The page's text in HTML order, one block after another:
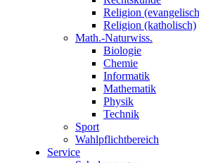
Religion
Religion (katholisch)
Math.-Naturwiss.
Biologie
Chemie
Informatik
Mathematik
Physik
Technik
Sport
Wahlpflichtbereich
Service